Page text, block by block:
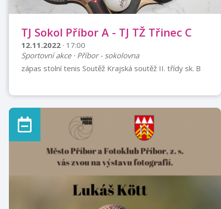
TJ Sokol Příbor A - TJ TŽ Třinec C
12.11.2022 · 17:00
Sportovní akce · Příbor - sokolovna
zápas stolní tenis Soutěž Krajská soutěž II. třídy sk. B